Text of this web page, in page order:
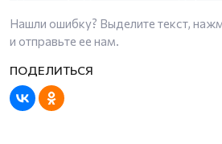
Нашли ошибку? Выделите текст,
и отправьте ее нам.